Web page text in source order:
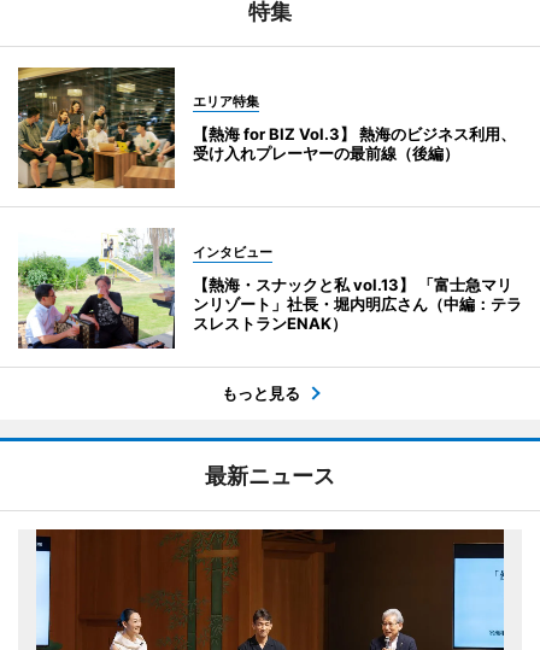
特集
エリア特集
【熱海 for BIZ Vol.3】 熱海のビジネス利用、
受け入れプレーヤーの最前線（後編）
インタビュー
【熱海・スナックと私 vol.13】 「富士急マリ
ンリゾート」社長・堀内明広さん（中編：テラ
スレストランENAK）
もっと見る
最新ニュース